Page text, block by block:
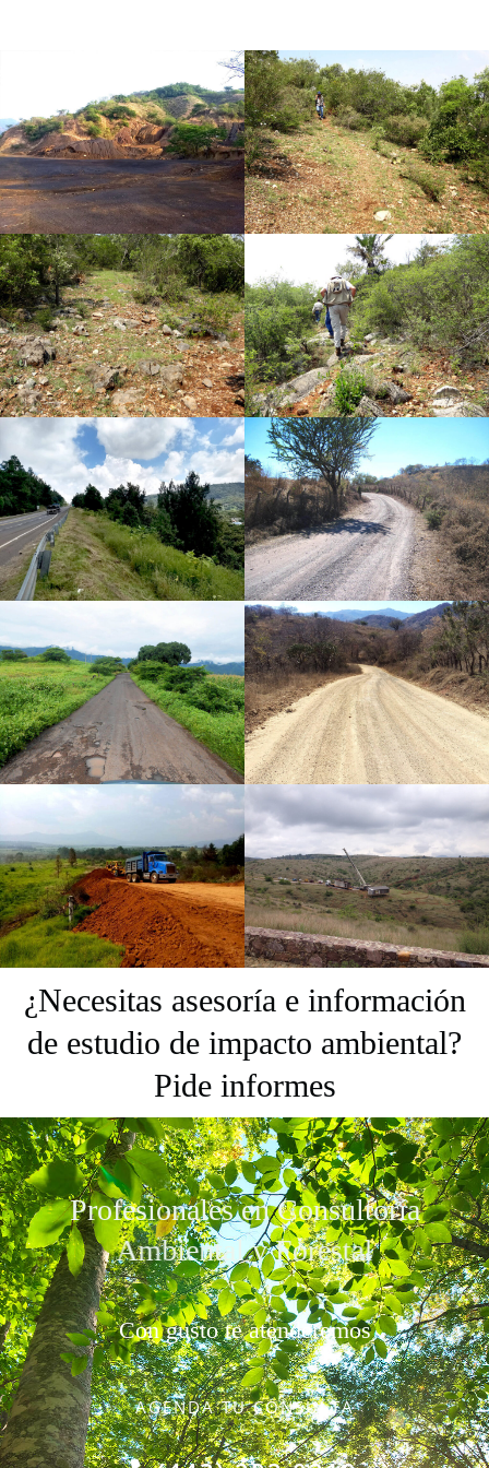
¿Necesitas asesoría e información
de estudio de impacto ambiental?
Pide informes
Profesionales en Consultoría
Ambiental y Forestal
Con gusto te atenderemos
AGENDA TU CONSULTA